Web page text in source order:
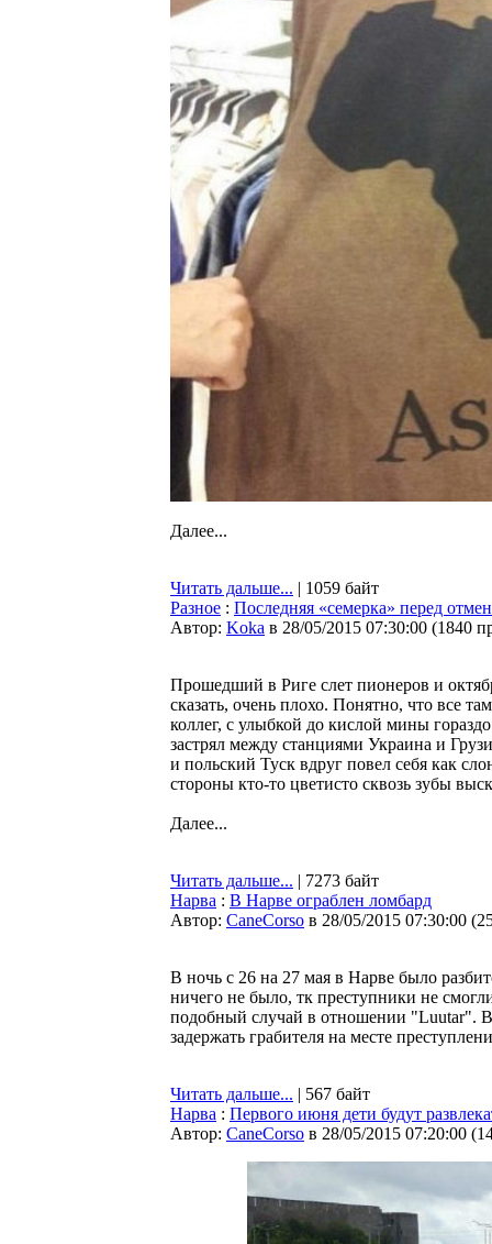
Далее...
Читать дальше... | 1059 байт
Разное : Последняя «семерка» перед
Автор: Koka в 28/05/2015 07:30:00 (1840
Прошедший в Риге слет пионеров и
сказать, очень плохо. Понятно, что все
коллег, с улыбкой до кислой мины
застрял между станциями Украина и
и польский Туск вдруг повел себя как
стороны кто-то цветисто сквозь зубы
Далее...
Читать дальше... | 7273 байт
Нарва : В Нарве ограблен ломбард
Автор: CaneCorso в 28/05/2015 07:30:00 (
В ночь с 26 на 27 мая в Нарве было
ничего не было, тк преступники не
подобный случай в отношении "Luutar".
задержать грабителя на месте
Читать дальше... | 567 байт
Нарва : Первого июня дети будут
Автор: CaneCorso в 28/05/2015 07:20:00 (